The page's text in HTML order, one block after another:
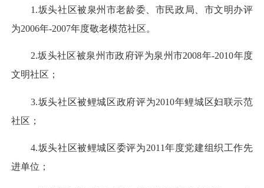
1.坂头社区被泉州市老龄委、市民政局、市文明办评
为2006年-2007年度敬老模范社区。
2.坂头社区被泉州市政府评为泉州市2008年-2010年度
文明社区；
3.坂头社区被鲤城区政府评为2010年鲤城区妇联示范
社区；
4.坂头社区被鲤城区委评为2011年度党建组织工作先
进单位；